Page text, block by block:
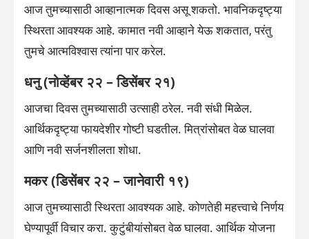
आज तुमच्यासाठी आव्हानात्मक दिवस असू शकतो. भावनिकदृष्ट्या
स्थिरता आवश्यक आहे. कामात नवी आव्हाने येऊ शकतात, परंतु
तुमचे आत्मविश्वास त्यांना पार करेल.
धनु (नोव्हेंबर २२ – डिसेंबर २१)
आजचा दिवस तुमच्यासाठी उत्साही ठरेल. नवी संधी मिळेल.
आर्थिकदृष्ट्या फायदेशीर गोष्टी घडतील. मित्रांसोबत वेळ घालवा
आणि नवी सर्जनशीलता शोधा.
मकर (डिसेंबर २२ – जानेवारी १९)
आज तुमच्यासाठी स्थिरता आवश्यक आहे. कोणतेही महत्त्वाचे निर्णय
घेण्यापूर्वी विचार करा. कुटुंबीयांसोबत वेळ घालवा. आर्थिक योजना